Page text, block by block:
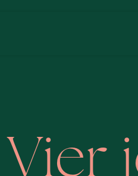
Vier